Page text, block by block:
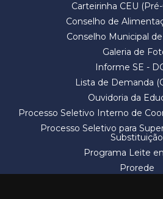
Carteirinha CEU
Conselho de
Conselho Municipal
Galeria de
Informe SE -
Lista de Demanda
Ouvidoria da
Processo Seletivo Interno de
Processo Seletivo para
Substituição
Programa Leite
Prorede